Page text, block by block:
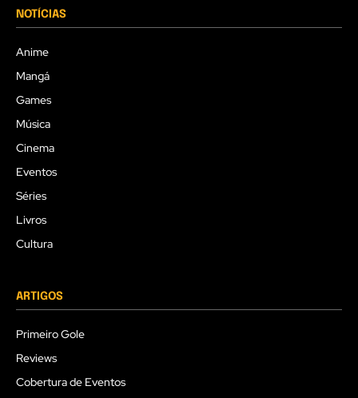
NOTÍCIAS
Anime
Mangá
Games
Música
Cinema
Eventos
Séries
Livros
Cultura
ARTIGOS
Primeiro Gole
Reviews
Cobertura de Eventos